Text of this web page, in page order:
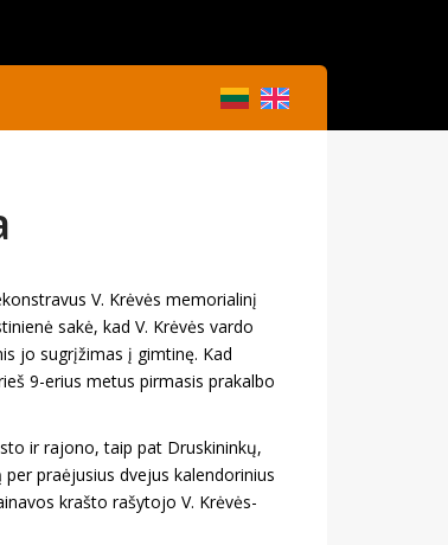
V. Krėvės memorialinį
sakė, kad V. Krėvės vardo
jo sugrįžimas į gimtinę. Kad
9-erius metus pirmasis prakalbo
ir rajono, taip pat Druskininkų,
praėjusius dvejus kalendorinius
krašto rašytojo V. Krėvės-